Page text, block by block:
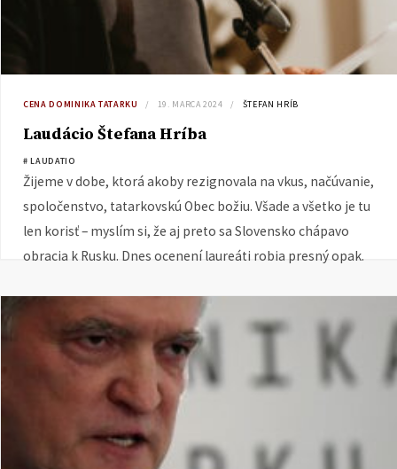
CENA DOMINIKA TATARKU 19. MARCA 2024 ŠTEFAN HRÍB
Laudácio Štefana Hríba
# LAUDATIO
Žijeme v dobe, ktorá akoby rezignovala na vkus, načúvanie,
spoločenstvo, tatarkovskú Obec božiu. Všade a všetko je tu
len korisť – myslím si, že aj preto sa Slovensko chápavo
obracia k Rusku. Dnes ocenení laureáti robia presný opak.